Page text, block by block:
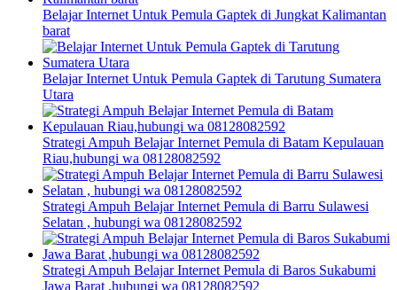
Belajar Internet Untuk Pemula Gaptek di Jungkat Kalimantan
barat
Belajar Internet Untuk Pemula Gaptek di Tarutung Sumatera
Utara
Strategi Ampuh Belajar Internet Pemula di Batam Kepulauan
Riau,hubungi wa 08128082592
Strategi Ampuh Belajar Internet Pemula di Barru Sulawesi
Selatan , hubungi wa 08128082592
Strategi Ampuh Belajar Internet Pemula di Baros Sukabumi
Jawa Barat ,hubungi wa 08128082592